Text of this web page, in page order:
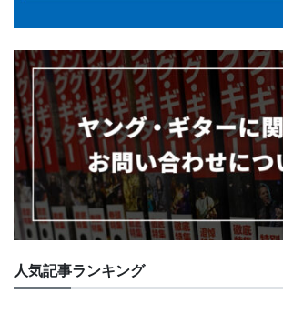
人気記事ランキング